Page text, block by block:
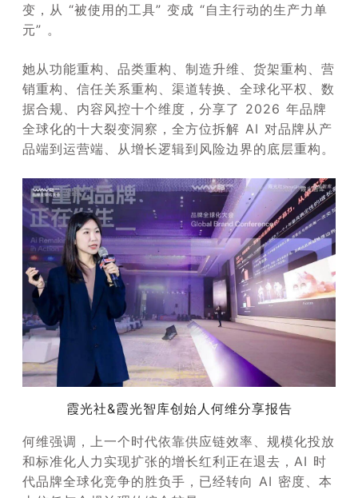
变，从 “被使用的工具” 变成 “自主行动的生产力单
元” 。
她从功能重构、品类重构、制造升维、货架重构、营
销重构、信任关系重构、渠道转换、全球化平权、数
据合规、内容风控十个维度，分享了 2026 年品牌
全球化的十大裂变洞察，全方位拆解 AI 对品牌从产
品端到运营端、从增长逻辑到风险边界的底层重构。
霞光社&霞光智库创始人何维分享报告
何维强调，上一个时代依靠供应链效率、规模化投放
和标准化人力实现扩张的增长红利正在退去，AI 时
代品牌全球化竞争的胜负手，已经转向 AI 密度、本